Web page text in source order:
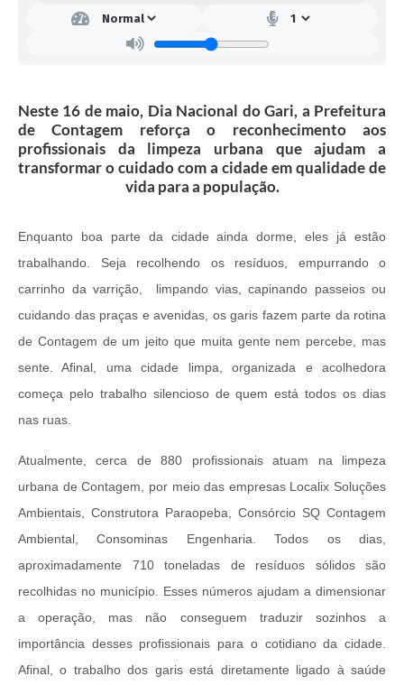
Neste 16 de maio, Dia Nacional do Gari, a Prefeitura
de Contagem reforça o reconhecimento aos
profissionais da limpeza urbana que ajudam a
transformar o cuidado com a cidade em qualidade de
vida para a população.
Enquanto boa parte da cidade ainda dorme, eles já estão
trabalhando. Seja recolhendo os resíduos, empurrando o
carrinho da varrição, limpando vias, capinando passeios ou
cuidando das praças e avenidas, os garis fazem parte da rotina
de Contagem de um jeito que muita gente nem percebe, mas
sente. Afinal, uma cidade limpa, organizada e acolhedora
começa pelo trabalho silencioso de quem está todos os dias
nas ruas.
Atualmente, cerca de 880 profissionais atuam na limpeza
urbana de Contagem, por meio das empresas Localix Soluções
Ambientais, Construtora Paraopeba, Consórcio SQ Contagem
Ambiental, Consominas Engenharia. Todos os dias,
aproximadamente 710 toneladas de resíduos sólidos são
recolhidas no município. Esses números ajudam a dimensionar
a operação, mas não conseguem traduzir sozinhos a
importância desses profissionais para o cotidiano da cidade.
Afinal, o trabalho dos garis está diretamente ligado à saúde